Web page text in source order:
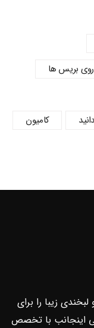
بریس ها
کامیون
زیبا را برای
اینجانب با تخصص